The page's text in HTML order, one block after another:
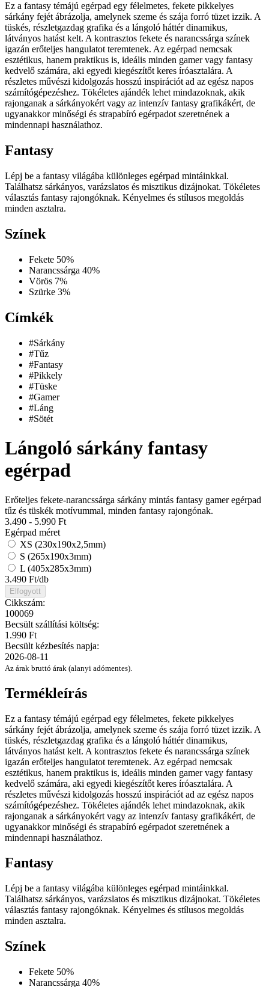
Ez a fantasy témájú egérpad egy félelmetes, fekete pikkelyes
sárkány fejét ábrázolja, amelynek szeme és szája forró tüzet izzik. A
tüskés, részletgazdag grafika és a lángoló háttér dinamikus,
látványos hatást kelt. A kontrasztos fekete és narancssárga színek
igazán erőteljes hangulatot teremtenek. Az egérpad nemcsak
esztétikus, hanem praktikus is, ideális minden gamer vagy fantasy
kedvelő számára, aki egyedi kiegészítőt keres íróasztalára. A
részletes művészi kidolgozás hosszú inspirációt ad az egész napos
számítógépezéshez. Tökéletes ajándék lehet mindazoknak, akik
rajonganak a sárkányokért vagy az intenzív fantasy grafikákért, de
ugyanakkor minőségi és strapabíró egérpadot szeretnének a
mindennapi használathoz.
Fantasy
Lépj be a fantasy világába különleges egérpad mintáinkkal.
Találhatsz sárkányos, varázslatos és misztikus dizájnokat. Tökéletes
választás fantasy rajongóknak. Kényelmes és stílusos megoldás
minden asztalra.
Színek
Fekete 50%
Narancssárga 40%
Vörös 7%
Szürke 3%
Címkék
#Sárkány
#Tűz
#Fantasy
#Pikkely
#Tüske
#Gamer
#Láng
#Sötét
Lángoló sárkány fantasy
egérpad
Erőteljes fekete-narancssárga sárkány mintás fantasy gamer egérpad
tűz és tüskék motívummal, minden fantasy rajongónak.
3.490 - 5.990 Ft
Egérpad méret
XS (230x190x2,5mm)
S (265x190x3mm)
L (405x285x3mm)
3.490 Ft/db
Elfogyott
Cikkszám:
100069
Becsült szállítási költség:
1.990 Ft
Becsült kézbesítés napja:
2026-08-11
Az árak bruttó árak (alanyi adómentes).
Termékleírás
Ez a fantasy témájú egérpad egy félelmetes, fekete pikkelyes
sárkány fejét ábrázolja, amelynek szeme és szája forró tüzet izzik. A
tüskés, részletgazdag grafika és a lángoló háttér dinamikus,
látványos hatást kelt. A kontrasztos fekete és narancssárga színek
igazán erőteljes hangulatot teremtenek. Az egérpad nemcsak
esztétikus, hanem praktikus is, ideális minden gamer vagy fantasy
kedvelő számára, aki egyedi kiegészítőt keres íróasztalára. A
részletes művészi kidolgozás hosszú inspirációt ad az egész napos
számítógépezéshez. Tökéletes ajándék lehet mindazoknak, akik
rajonganak a sárkányokért vagy az intenzív fantasy grafikákért, de
ugyanakkor minőségi és strapabíró egérpadot szeretnének a
mindennapi használathoz.
Fantasy
Lépj be a fantasy világába különleges egérpad mintáinkkal.
Találhatsz sárkányos, varázslatos és misztikus dizájnokat. Tökéletes
választás fantasy rajongóknak. Kényelmes és stílusos megoldás
minden asztalra.
Színek
Fekete 50%
Narancssárga 40%